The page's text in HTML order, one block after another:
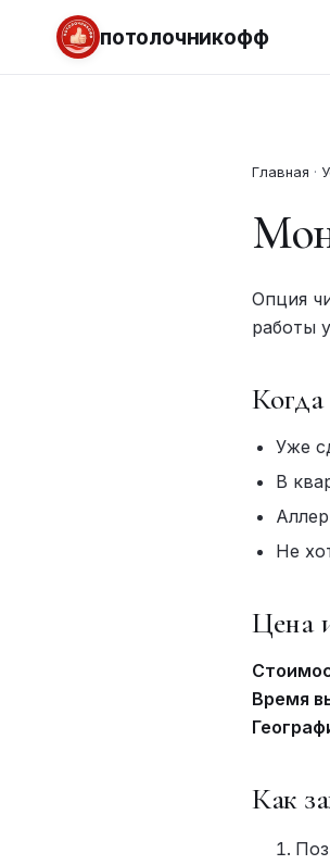
потолочникофф
Главная ·
Опция
работы
Когда
Уже
В
Не
Цена
Время
Как